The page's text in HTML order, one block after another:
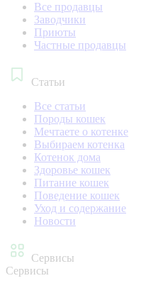
Все продавцы
Заводчики
Приюты
Частные продавцы
Статьи
Все статьи
Породы кошек
Мечтаете о котенке
Выбираем котенка
Котенок дома
Здоровье кошек
Питание кошек
Поведение кошек
Уход и содержание
Новости
Сервисы
Сервисы